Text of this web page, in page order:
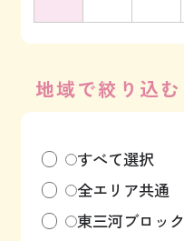
地域で絞り込む
すべて選択
全エリア共通
東三河ブロック